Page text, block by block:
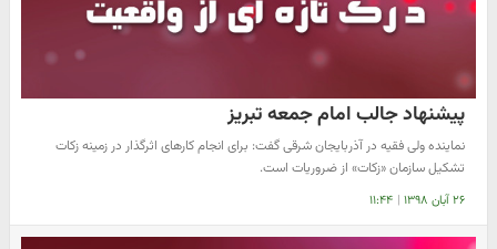
پیشنهاد جالب امام جمعه تبریز
نماینده ولی فقیه در آذربایجان شرقی گفت: برای انجام کارهای اثرگذار در زمینه زکات
تشکیل سازمان «زکات» از ضروریات است.
۲۶ آبان ۱۳۹۸ | ۱۱:۴۴